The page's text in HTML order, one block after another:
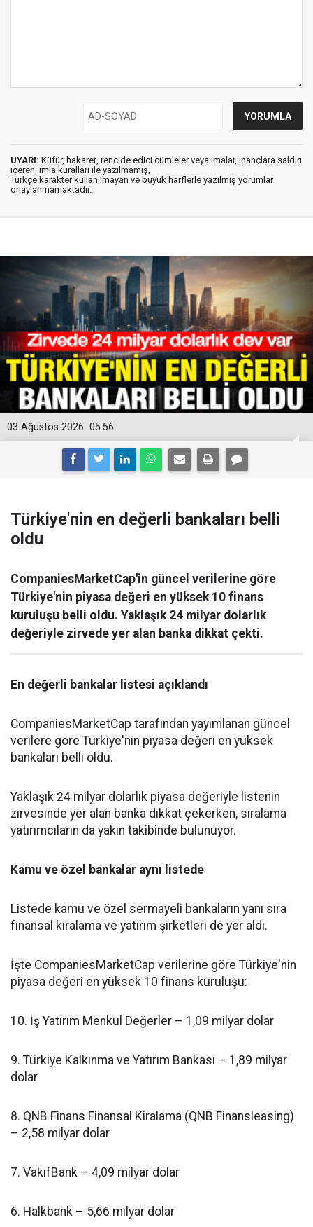
UYARI: Küfür, hakaret, rencide edici cümleler veya imalar, inançlara saldırı
içeren, imla kuralları ile yazılmamış,
Türkçe karakter kullanılmayan ve büyük harflerle yazılmış yorumlar
onaylanmamaktadır.
05:56
03 Ağustos 2026
Türkiye'nin en değerli bankaları belli
oldu
CompaniesMarketCap'in güncel verilerine göre
Türkiye'nin piyasa değeri en yüksek 10 finans
kuruluşu belli oldu. Yaklaşık 24 milyar dolarlık
değeriyle zirvede yer alan banka dikkat çekti.
En değerli bankalar listesi açıklandı
CompaniesMarketCap tarafından yayımlanan güncel
verilere göre Türkiye'nin piyasa değeri en yüksek
bankaları belli oldu.
Yaklaşık 24 milyar dolarlık piyasa değeriyle listenin
zirvesinde yer alan banka dikkat çekerken, sıralama
yatırımcıların da yakın takibinde bulunuyor.
Kamu ve özel bankalar aynı listede
Listede kamu ve özel sermayeli bankaların yanı sıra
finansal kiralama ve yatırım şirketleri de yer aldı.
İşte CompaniesMarketCap verilerine göre Türkiye'nin
piyasa değeri en yüksek 10 finans kuruluşu:
10. İş Yatırım Menkul Değerler – 1,09 milyar dolar
9. Türkiye Kalkınma ve Yatırım Bankası – 1,89 milyar
dolar
8. QNB Finans Finansal Kiralama (QNB Finansleasing)
– 2,58 milyar dolar
7. VakıfBank – 4,09 milyar dolar
6. Halkbank – 5,66 milyar dolar